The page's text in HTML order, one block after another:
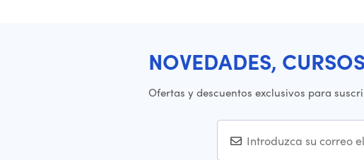
NOVEDADES,
Ofertas y descuentos exclusivos para